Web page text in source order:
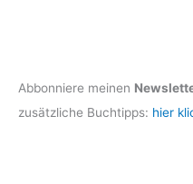
Abbonniere meinen
zusätzliche Buchtipps: hier